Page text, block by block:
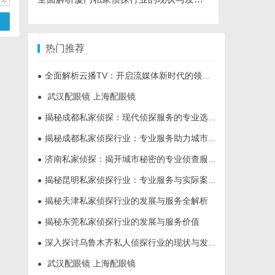
热门推荐
● 全面解析云播TV：开启流媒体新时代的领先平台
● 武汉配眼镜 上海配眼镜
● 揭秘成都私家侦探：现代侦探服务的专业选择与行业前景
● 揭秘成都私家侦探行业：专业服务助力城市安宁
● 济南私家侦探：揭开城市秘密的专业侦查服务
● 揭秘昆明私家侦探行业：专业服务与实际案例分析
● 揭秘天津私家侦探行业的发展与服务全解析
● 揭秘东莞私家侦探行业的发展与服务价值
● 深入探讨乌鲁木齐私人侦探行业的现状与发展趋势
● 武汉配眼镜 上海配眼镜